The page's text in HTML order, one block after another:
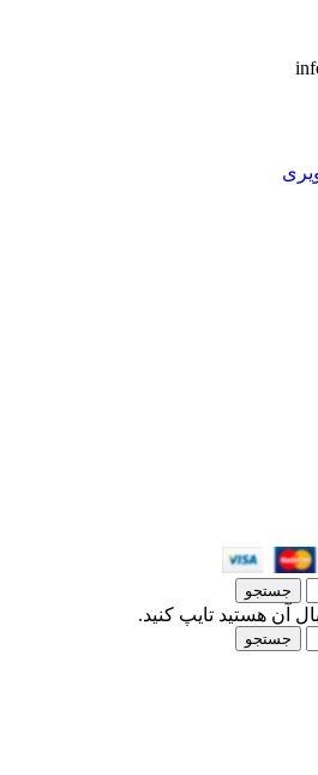
جستجو
آن هستید تایپ کنید.
جستجو